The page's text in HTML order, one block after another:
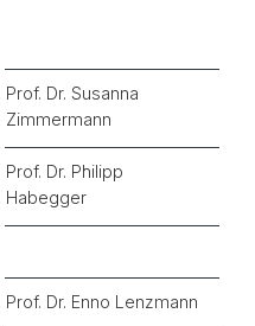
Prof. Dr. Susanna
Zimmermann
Prof. Dr. Philipp
Habegger
Prof. Dr. Enno Lenzmann